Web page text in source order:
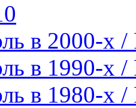
в 2000-х /
в 1990-х /
в 1980-х /